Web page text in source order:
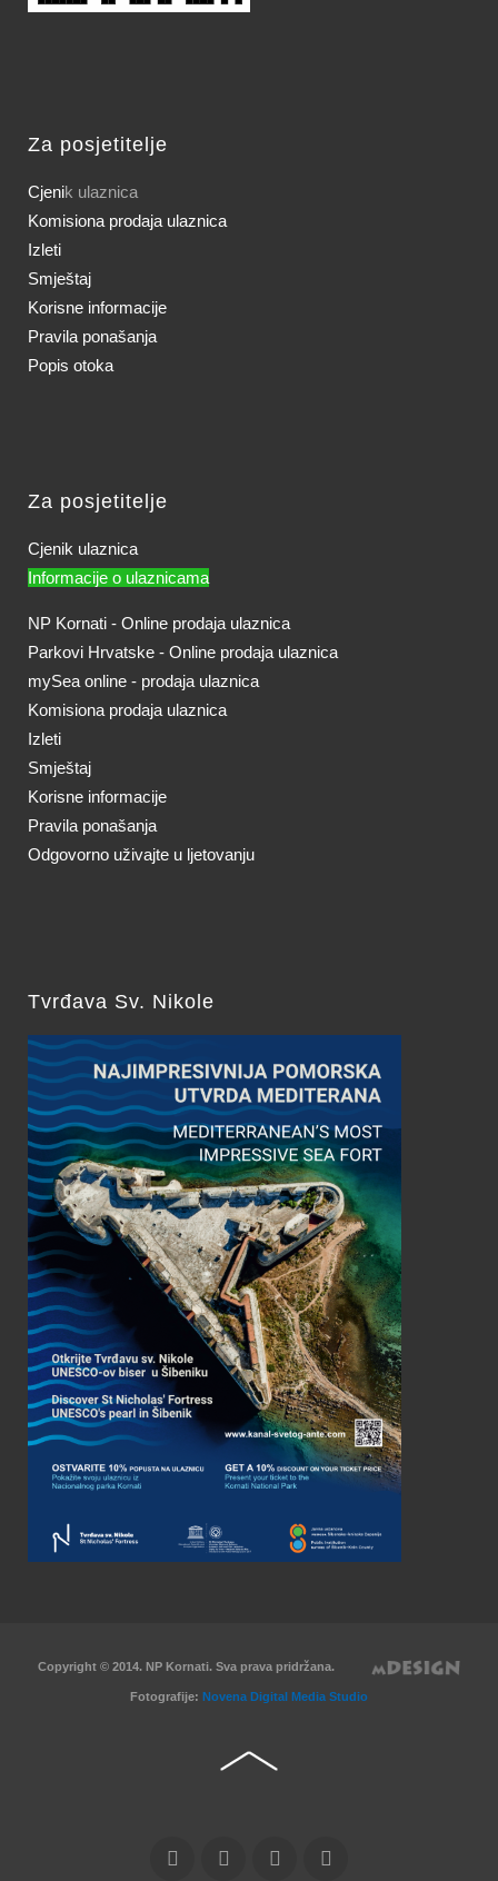
Za posjetitelje
Cjenik ulaznica
Komisiona prodaja ulaznica
Izleti
Smještaj
Korisne informacije
Pravila ponašanja
Popis otoka
Za posjetitelje
Cjenik ulaznica
Informacije o ulaznicama
NP Kornati - Online prodaja ulaznica
Parkovi Hrvatske - Online prodaja ulaznica
mySea online - prodaja ulaznica
Komisiona prodaja ulaznica
Izleti
Smještaj
Korisne informacije
Pravila ponašanja
Odgovorno uživajte u ljetovanju
Tvrđava Sv. Nikole
Copyright © 2014. NP Kornati. Sva prava pridržana.
Fotografije: Novena Digital Media Studio